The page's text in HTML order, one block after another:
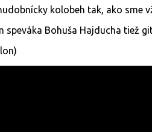
kolobeh tak, ako
speváka Bohuša Hajducha tiež